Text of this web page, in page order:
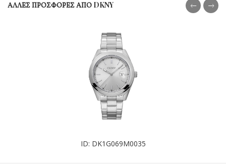
ΑΛΛΕΣ ΠΡΟΣΦΟΡΕΣ ΑΠΟ DKNY
ID: DK1G069M0035